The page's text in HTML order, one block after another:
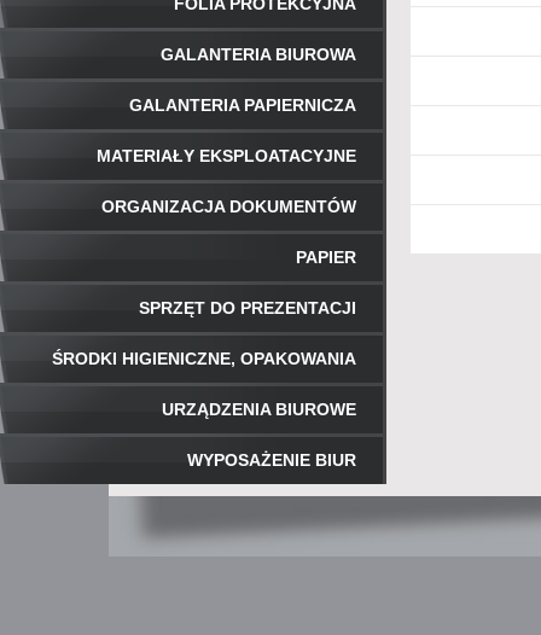
GALANTERIA BIUROWA
GALANTERIA PAPIERNICZA
MATERIAŁY EKSPLOATACYJNE
ORGANIZACJA DOKUMENTÓW
PAPIER
SPRZĘT DO PREZENTACJI
ŚRODKI HIGIENICZNE, OPAKOWANIA
URZĄDZENIA BIUROWE
WYPOSAŻENIE BIUR